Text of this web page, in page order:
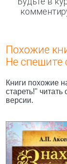
Похожие
Не спешите
Книги похожие
стареть!"
версии.